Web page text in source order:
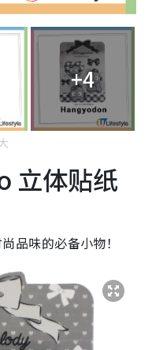
+4
立体贴纸
品味的必备小物！